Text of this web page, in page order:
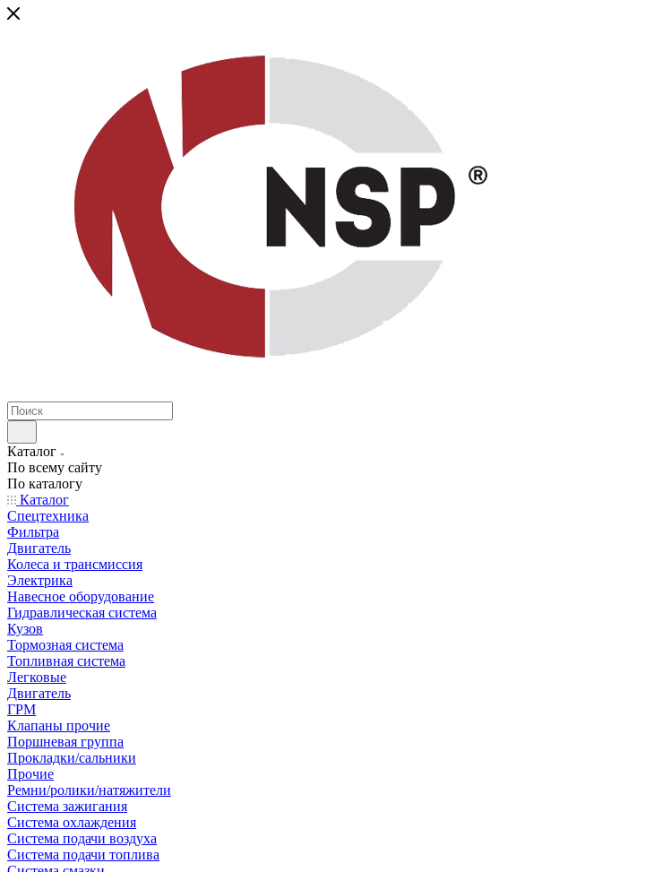
Каталог
По всему сайту
По каталогу
Каталог
Спецтехника
Фильтра
Двигатель
Колеса и трансмиссия
Электрика
Навесное оборудование
Гидравлическая система
Кузов
Тормозная система
Топливная система
Легковые
Двигатель
ГРМ
Клапаны прочие
Поршневая группа
Прокладки/сальники
Прочие
Ремни/ролики/натяжители
Система зажигания
Система охлаждения
Система подачи воздуха
Система подачи топлива